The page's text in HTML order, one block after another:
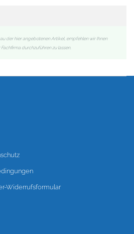
der hier angebotenen Artikel, empfehlen wir Ihnen
durchzuführen zu lassen.
Widerrufsformular